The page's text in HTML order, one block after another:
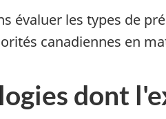
évaluer les types de
canadiennes en
dont